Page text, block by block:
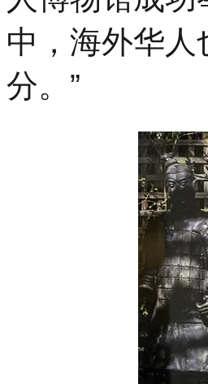
中，海外华
分。”